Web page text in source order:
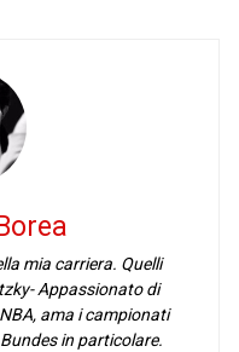
mia carriera. Quelli
Appassionato di
ama i campionati
in particolare.